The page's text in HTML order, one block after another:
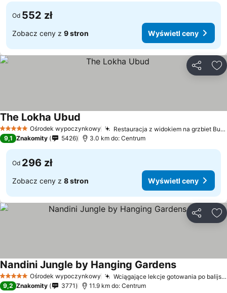
Od 552 zł
Zobacz ceny z 9 stron Wyświetl ceny
5 KategoriaOśrodek wypoczynkowy Restauracja z widokiem na grzbiet Bukit Cinta
The Lokha Ubud
9,1 Znakomity 5426 3.0 km do: Centrum
Od 296 zł
Zobacz ceny z 8 stron Wyświetl ceny
5 KategoriaOśrodek wypoczynkowy Wciągające lekcje gotowania po balijsku
Nandini Jungle by Hanging Gardens
9,2 Znakomity 3771 11.9 km do: Centrum